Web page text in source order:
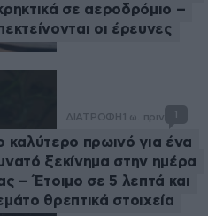
σε αεροδρόμιο –
οι έρευνες
ΔΙΑΤΡΟΦΗ 1 ω. πριν
καλύτερο πρωινό για ένα
ξεκίνημα στην ημέρα
– Έτοιμο σε 5 λεπτά και
θρεπτικά στοιχεία